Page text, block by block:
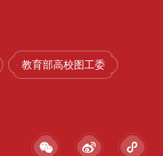
教育部高校图工委